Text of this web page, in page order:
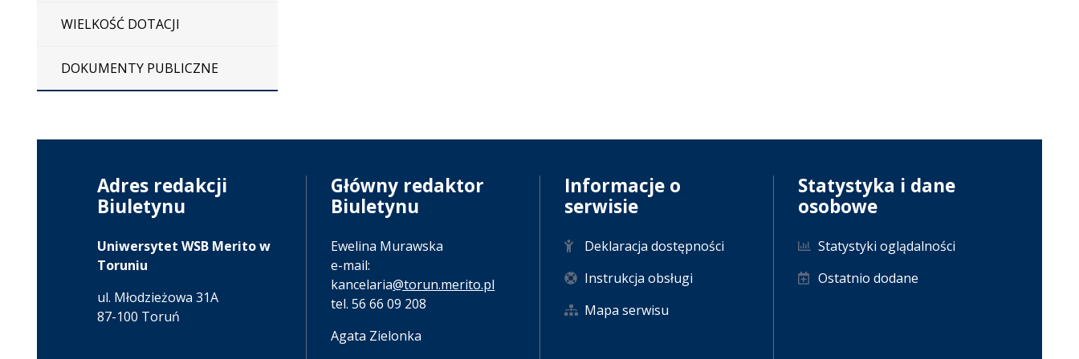
WIELKOŚĆ DOTACJI
DOKUMENTY PUBLICZNE
Adres redakcji
Biuletynu
Uniwersytet WSB Merito w
Toruniu
ul. Młodzieżowa 31A
87-100 Toruń
Główny redaktor
Biuletynu
Ewelina Murawska
e-mail:
kancelaria@torun.merito.pl
tel. 56 66 09 208
Agata Zielonka
Informacje o
serwisie
Deklaracja dostępności
Instrukcja obsługi
Mapa serwisu
Statystyka i dane
osobowe
Statystyki oglądalności
Ostatnio dodane